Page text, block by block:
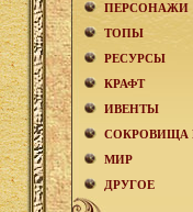
ПЕРСОНАЖИ
ТОПЫ
РЕСУРСЫ
КРАФТ
ИВЕНТЫ
СОКРОВИЩА
МИР
ДРУГОЕ